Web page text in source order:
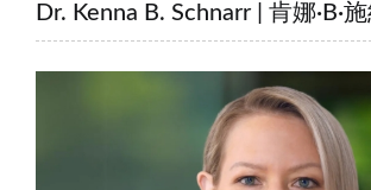
Dr. Kenna B. Schnarr | 肯娜·B·